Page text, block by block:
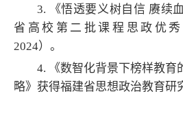
3. 《悟透要义树自信 赓续
省高校第二批课程思政优秀
2024）。
4. 《数智化背景下榜样教育
略》获得福建省思想政治教育研